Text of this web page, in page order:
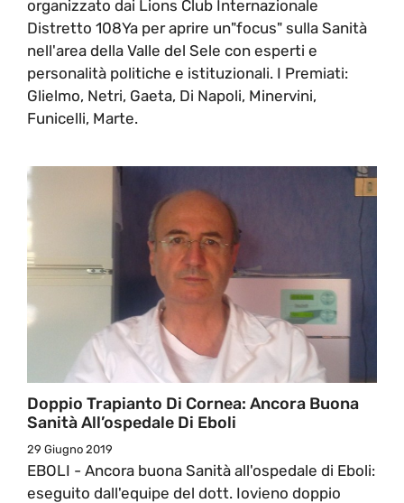
organizzato dai Lions Club Internazionale
Distretto 108Ya per aprire un"focus" sulla Sanità
nell'area della Valle del Sele con esperti e
personalità politiche e istituzionali. I Premiati:
Glielmo, Netri, Gaeta, Di Napoli, Minervini,
Funicelli, Marte.
Doppio Trapianto Di Cornea: Ancora Buona
Sanità All’ospedale Di Eboli
29 Giugno 2019
EBOLI - Ancora buona Sanità all'ospedale di Eboli:
eseguito dall'equipe del dott. Iovieno doppio